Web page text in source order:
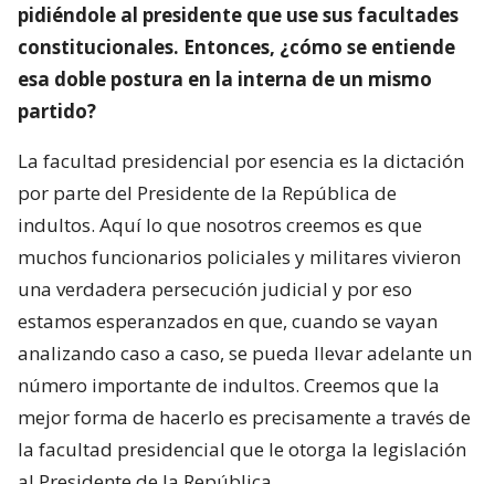
pidiéndole al presidente que use sus facultades
constitucionales. Entonces, ¿cómo se entiende
esa doble postura en la interna de un mismo
partido?
La facultad presidencial por esencia es la dictación
por parte del Presidente de la República de
indultos. Aquí lo que nosotros creemos es que
muchos funcionarios policiales y militares vivieron
una verdadera persecución judicial y por eso
estamos esperanzados en que, cuando se vayan
analizando caso a caso, se pueda llevar adelante un
número importante de indultos. Creemos que la
mejor forma de hacerlo es precisamente a través de
la facultad presidencial que le otorga la legislación